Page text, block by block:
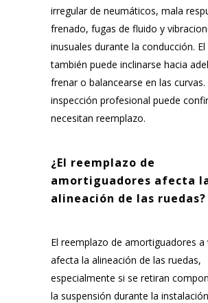
irregular de neumáticos, mala
frenado, fugas de fluido y
inusuales durante la conducción. El
también puede inclinarse hacia
frenar o balancearse en las curvas.
inspección profesional puede
necesitan reemplazo.
¿El reemplazo de
amortiguadores afecta
alineación de las ruedas?
El reemplazo de amortiguadores a
afecta la alineación de las ruedas,
especialmente si se retiran
la suspensión durante la